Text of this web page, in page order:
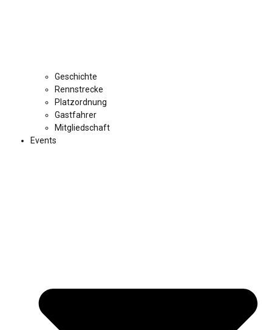
Geschichte
Rennstrecke
Platzordnung
Gastfahrer
Mitgliedschaft
Events